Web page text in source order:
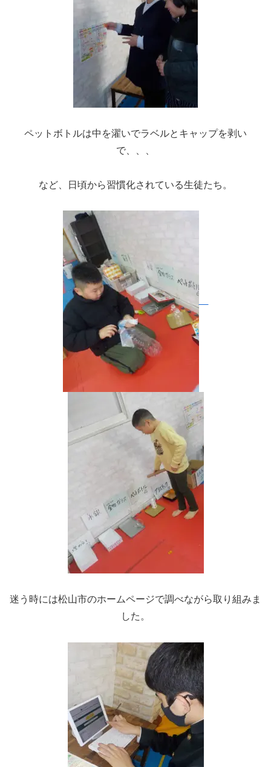
ペットボトルは中を濯いでラベルとキャップを剥い
で、、、
など、日頃から習慣化されている生徒たち。
迷う時には松山市のホームページで調べながら取り組みま
した。